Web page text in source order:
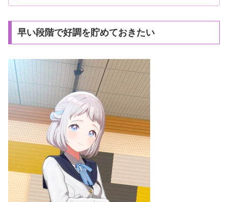
早い段階で好調を貯めておきたい